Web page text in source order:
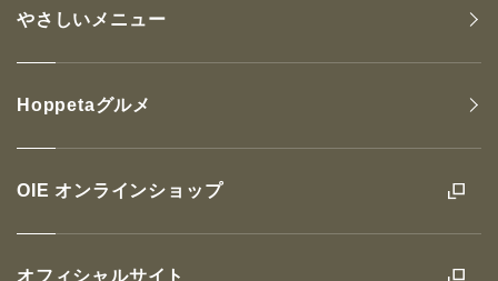
OIE オンラインショップ
オフィシャルサイト
やさしいメニュー
Hoppetaグルメ